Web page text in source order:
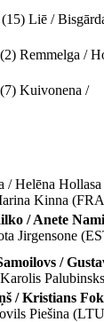
Liē /
Remmelga /
Kuivonena /
/ Helēna
Kinna
/ Anete
Jirgensone
/
/ Kristians
Piešina